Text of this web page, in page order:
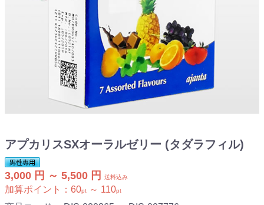
アプカリスSXオーラルゼリー (タダラフィル)
3,000 円 ～ 5,500 円 送料込み
加算ポイント： 60pt ～ 110pt